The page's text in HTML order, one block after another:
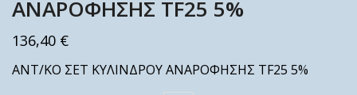
ΑΝΑΡΟΦΗΣΗΣ TF25 5%
136,40 €
ΑΝΤ/ΚΟ ΣΕΤ ΚΥΛΙΝΔΡΟΥ ΑΝΑΡΟΦΗΣΗΣ TF25 5%